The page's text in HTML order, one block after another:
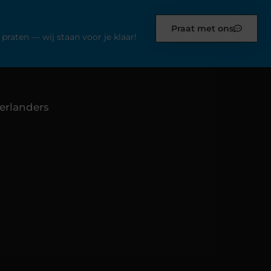
— wij staan voor je klaar!
Praat met ons